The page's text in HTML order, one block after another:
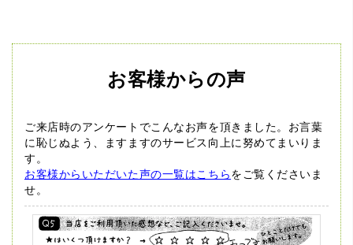
お客様からの声
ご来店時のアンケートでこんなお声を頂きました。 お言葉
に恥じぬよう、ますますのサービス向上に努めてまいりま
す。
お客様からいただいた声の一覧はこちらをご覧くださいま
せ。